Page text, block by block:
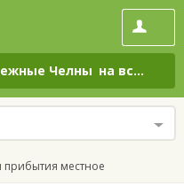
Челны на все дни
прибытия местное